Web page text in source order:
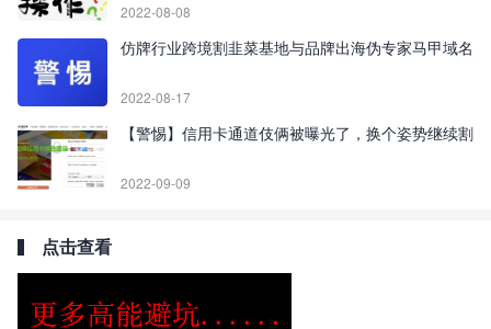
2022-08-08
仿牌行业跨境割韭菜基地与品牌出海伪专家马甲域名
2022-08-17
【警惕】信用卡通道伎俩被曝光了，换个姿势继续割
2022-09-09
点击查看